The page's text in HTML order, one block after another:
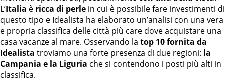
L’Italia è ricca di perle in cui è possibile fare investimenti di
questo tipo e Idealista ha elaborato un’analisi con una vera
e propria classifica delle città più care dove acquistare una
casa vacanze al mare. Osservando la top 10 fornita da
Idealista troviamo una forte presenza di due regioni: la
Campania e la Liguria che si contendono i posti più alti in
classifica.